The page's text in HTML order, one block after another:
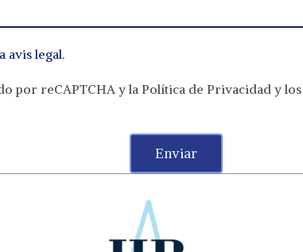
avis legal.
por reCAPTCHA y la Política de Privacidad y
Enviar